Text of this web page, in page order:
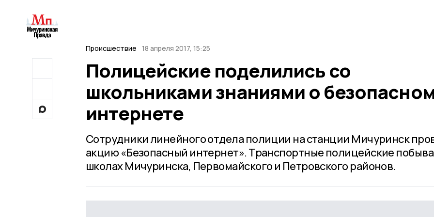
Происшествие 18 апреля 2017, 15:25
Полицейские поделились со
школьниками знаниями о
интернете
Сотрудники линейного отдела полиции на станции Мичуринск
акцию «Безопасный интернет». Транспортные полицейские
школах Мичуринска, Первомайского и Петровского районов.